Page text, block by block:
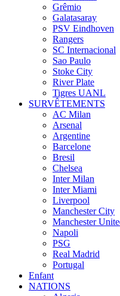
Grêmio
Galatasaray
PSV Eindhoven
Rangers
SC Internacional
Sao Paulo
Stoke City
River Plate
Tigres UANL
SURVÊTEMENTS
AC Milan
Arsenal
Argentine
Barcelone
Bresil
Chelsea
Inter Milan
Inter Miami
Liverpool
Manchester City
Manchester
Napoli
PSG
Real Madrid
Portugal
Enfant
NATIONS